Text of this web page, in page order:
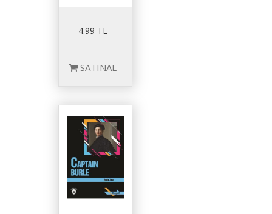
4.99 TL
SATINAL